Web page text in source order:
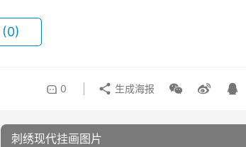
(0)
0 生成海报
刺绣现代挂画图片